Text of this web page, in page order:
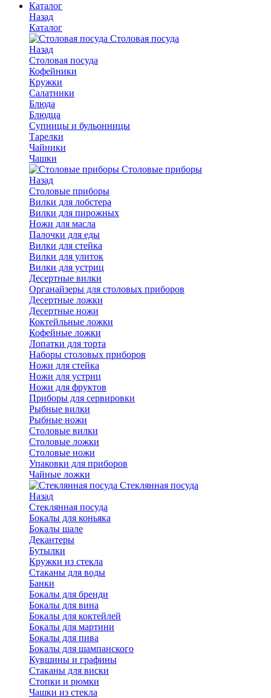
Каталог
Назад
Каталог
Столовая посуда
Назад
Столовая посуда
Кофейники
Кружки
Салатники
Блюда
Блюдца
Супницы и бульонницы
Тарелки
Чайники
Чашки
Cтоловые приборы
Назад
Cтоловые приборы
Вилки для лобстера
Вилки для пирожных
Ножи для масла
Палочки для еды
Вилки для стейка
Вилки для улиток
Вилки для устриц
Десертные вилки
Органайзеры для столовых приборов
Десертные ложки
Десертные ножи
Коктейльные ложки
Кофейные ложки
Лопатки для торта
Наборы столовых приборов
Ножи для стейка
Ножи для устриц
Ножи для фруктов
Приборы для сервировки
Рыбные вилки
Рыбные ножи
Столовые вилки
Столовые ложки
Столовые ножи
Упаковки для приборов
Чайные ложки
Стеклянная посуда
Назад
Стеклянная посуда
Бокалы для коньяка
Бокалы шале
Декантеры
Бутылки
Кружки из стекла
Стаканы для воды
Банки
Бокалы для бренди
Бокалы для вина
Бокалы для коктейлей
Бокалы для мартини
Бокалы для пива
Бокалы для шампанского
Кувшины и графины
Стаканы для виски
Стопки и рюмки
Чашки из стекла